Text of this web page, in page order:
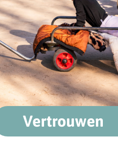
Vertrouwen